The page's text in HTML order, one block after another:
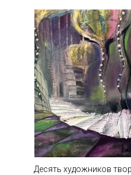
Десять художников